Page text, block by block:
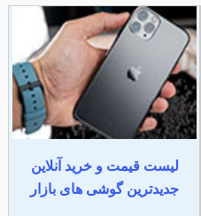
لیست قیمت و خرید آنلاین
جدیدترین گوشی های بازار